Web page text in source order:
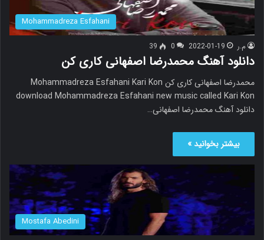
Mohammadreza Esfahani
م.ر 2022-01-19
0
39
دانلود آهنگ محمدرضا اصفهانی کاری کن
محمدرضا اصفهانی کاری کن Mohammadreza Esfahani Kari Kon
download Mohammadreza Esfahani new music called Kari Kon
دانلود آهنگ محمدرضا اصفهانی…
بیشتر بخوانید »
Mostafa Abedini